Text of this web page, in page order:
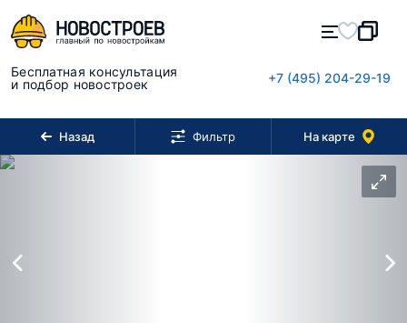
Бесплатная консультация
и подбор новостроек
+7 (495) 204-29-19
Назад Фильтр На карте